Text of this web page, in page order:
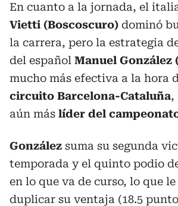
En cuanto a la jornada, el
Vietti (Boscoscuro) dominó
la carrera, pero la estrategia
del español Manuel González
mucho más efectiva a la hora
circuito Barcelona-Cataluña,
aún más líder del
González suma su segunda
temporada y el quinto podio
en lo que va de curso, lo que
duplicar su ventaja (18.5